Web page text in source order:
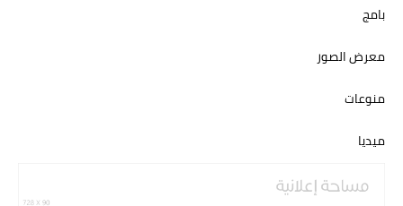
بامج
معرض الصور
منوعات
ميديا